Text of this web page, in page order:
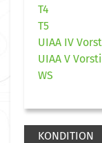
T4
T5
UIAA IV
UIAA V
WS
KONDITION